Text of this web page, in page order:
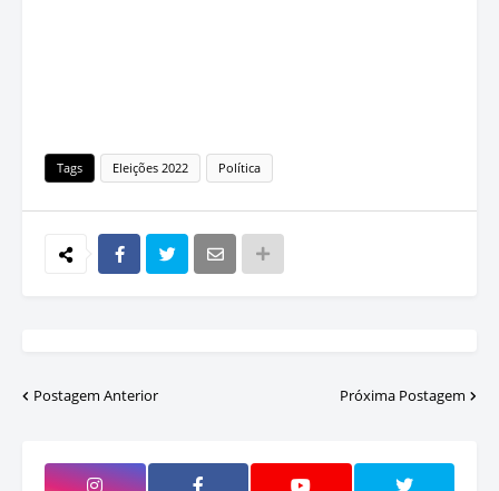
Tags Eleições 2022 Política
Postagem Anterior Próxima Postagem